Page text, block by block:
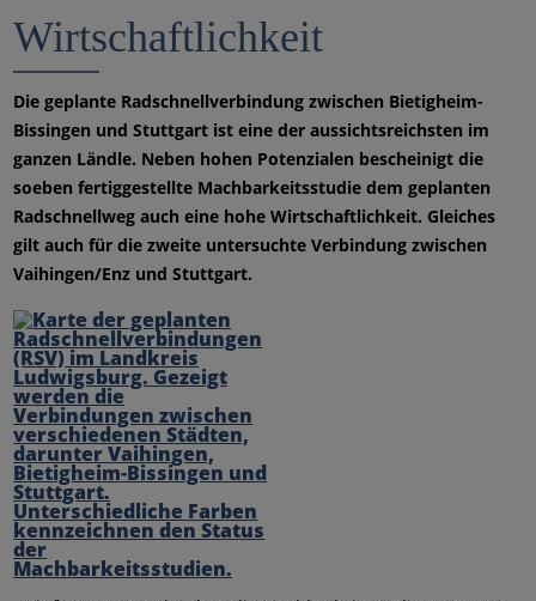
Wirtschaftlichkeit
Die geplante Radschnellverbindung zwischen Bietigheim-
Bissingen und Stuttgart ist eine der aussichtsreichsten im
ganzen Ländle. Neben hohen Potenzialen bescheinigt die
soeben fertiggestellte Machbarkeitsstudie dem geplanten
Radschnellweg auch eine hohe Wirtschaftlichkeit. Gleiches
gilt auch für die zweite untersuchte Verbindung zwischen
Vaihingen/Enz und Stuttgart.